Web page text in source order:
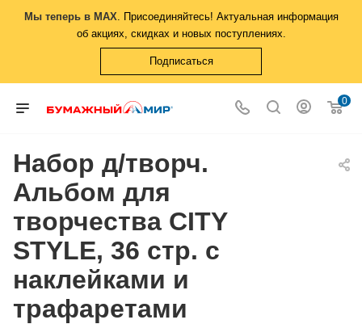
Мы теперь в MAX. Присоединяйтесь! Актуальная информация
об акциях, скидках и новых поступлениях.
Подписаться
0
Набор д/творч.
Альбом для
творчества CITY
STYLE, 36 стр. с
наклейками и
трафаретами